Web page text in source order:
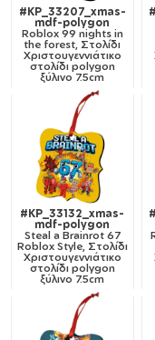
#KP_33207_xmas-
mdf-polygon
Roblox 99 nights in
the forest, Στολίδι
Χριστουγεννιάτικο
στολίδι polygon
ξύλινο 7.5cm
#KP_33132_xmas-
mdf-polygon
Steal a Brainrot 67
Roblox Style, Στολίδι
Χριστουγεννιάτικο
στολίδι polygon
ξύλινο 7.5cm